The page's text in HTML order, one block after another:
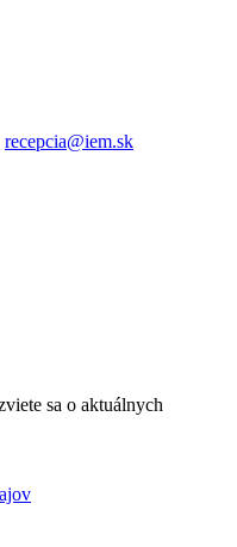
recepcia@iem.sk
sa o aktuálnych